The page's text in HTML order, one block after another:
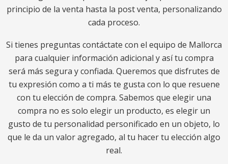
principio de la venta hasta la post venta, personalizando
cada proceso.
Si tienes preguntas contáctate con el equipo de Mallorca
para cualquier información adicional y así tu compra
será más segura y confiada. Queremos que disfrutes de
tu expresión como a ti más te gusta con lo que resuene
con tu elección de compra. Sabemos que elegir una
compra no es solo elegir un producto, es elegir un
gusto de tu personalidad personificado en un objeto, lo
que le da un valor agregado, al tu hacer tu elección algo
real.